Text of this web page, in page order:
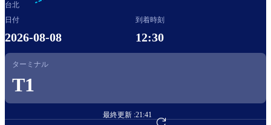
台北
日付
2026-08-08
到着時刻
12:30
ターミナル
T1
最終更新 :21:41